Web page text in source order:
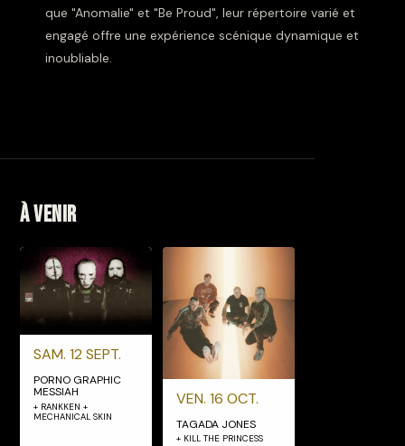
que "Anomalie" et "Be Proud", leur répertoire varié et
engagé offre une expérience scénique dynamique et
inoubliable.
À venir
SAM. 12 SEPT.
PORNO GRAPHIC
MESSIAH
+ RANKKEN +
MECHANICAL SKIN
VEN. 16 OCT.
TAGADA JONES
+ KILL THE PRINCESS